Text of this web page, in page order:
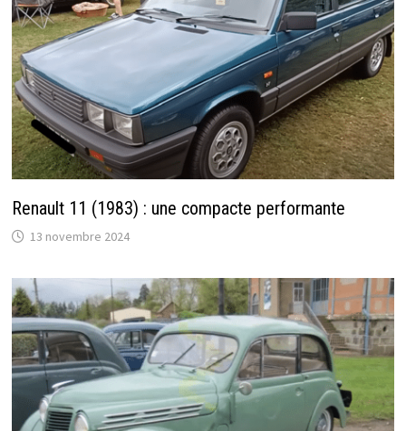
Renault 11 (1983) : une compacte performante
13 novembre 2024